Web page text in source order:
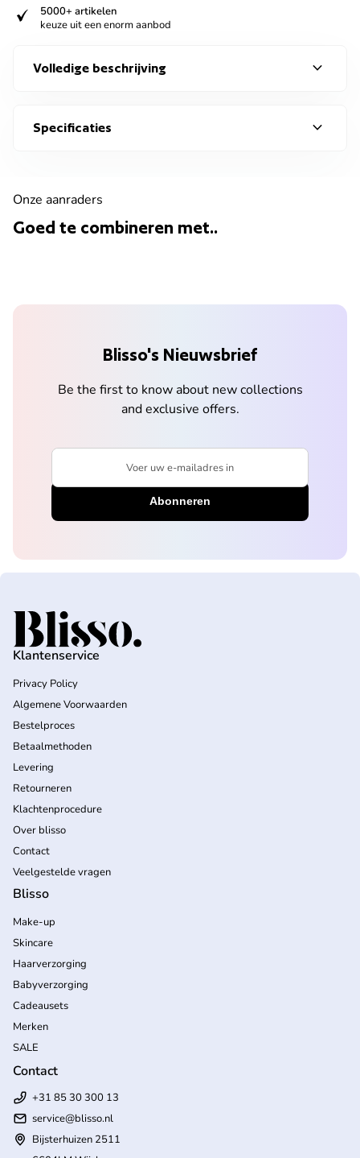
verified
5000+ artikelen
keuze uit een enorm aanbod
Volledige beschrijving expand_more
Specificaties expand_more
Onze aanraders
Goed te combineren met..
Blisso's Nieuwsbrief
Be the first to know about new collections
and exclusive offers.
Voer uw e-mailadres in
Home
Klantenservice
Privacy Policy
Algemene Voorwaarden
Bestelproces
Betaalmethoden
Levering
Retourneren
Klachtenprocedure
Over blisso
Contact
Veelgestelde vragen
Blisso
Make-up
Skincare
Haarverzorging
Babyverzorging
Cadeausets
Merken
SALE
Contact
+31 85 30 300 13
service@blisso.nl
Bijsterhuizen 2511